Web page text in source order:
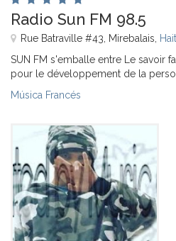
Radio Sun FM 98.5
Rue Batraville #43, Mirebalais,
SUN FM s'emballe entre Le savoir
pour le développement de la
Música Francés